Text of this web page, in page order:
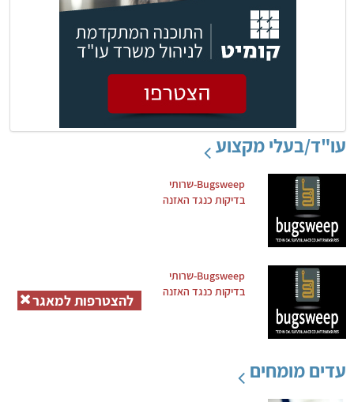
עו"ד/בעלי מקצוע
Bugsweep-שרותי
בדיקות כנגד האזנה
Bugsweep-שרותי
בדיקות כנגד האזנה
עדים מומחים
להצטרפות למאגר